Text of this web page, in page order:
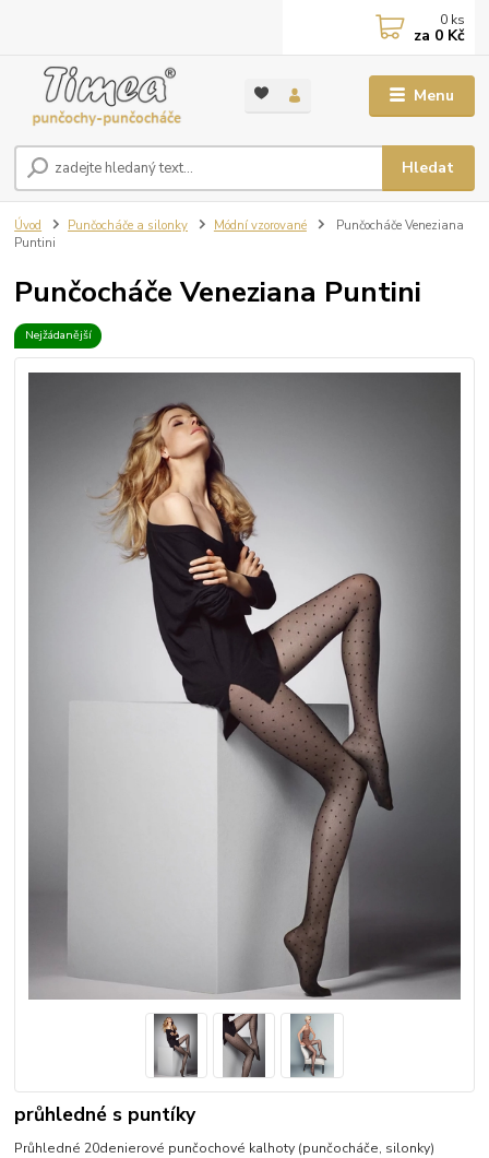
Menu
Hledat
0 ks
za 0 Kč
Úvod Punčocháče a silonky Módní vzorované
Punčocháče Veneziana
Puntini
Punčocháče Veneziana Puntini
Nejžádanější
průhledné s puntíky
Průhledné 20denierové punčochové kalhoty (punčocháče, silonky)